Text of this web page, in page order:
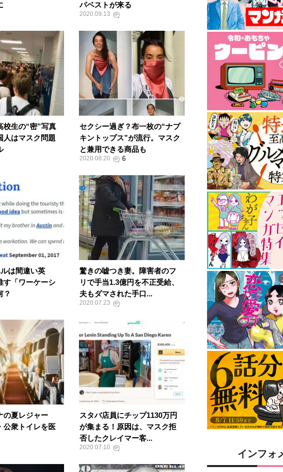
パベストが来る
2020.09.13
校生の“密”写真
人はマスク問題
セクシー過ぎ？布一枚の“ナプ
キントップス”が流行。マスク
と兼用できる商品も
2020.08.20
は間違い英
す「ワーケーシ
？
驚きの嘘つき妻。障害者のフ
リで手当1.3億円を不正受給、
夫もダマされた手口...
2020.07.23
の夏レジャー
公衆トイレを医
スタバ店員にチップ1130万円
が集まる！原因は、マスク拒
否したクレイマー客...
2020.07.10
インフォ